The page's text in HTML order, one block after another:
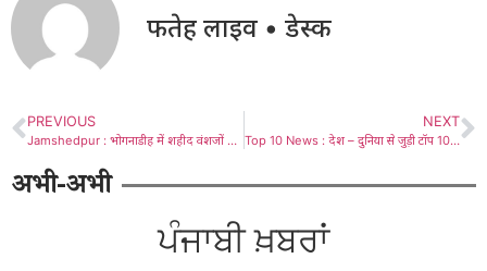
फतेह लाइव • डेस्क
PREVIOUS
Jamshedpur : भोगनाडीह में शहीद वंशजों पर लाठीचार्ज की घटना शर्मनाक और निंदनीय – आदिवासी सुरक्षा परिषद
NEXT
Top 10 News : देश – दुनिया से जुड़ी टॉप 10 खबरें…पढ़े एक क्लिक में
अभी-अभी
ਪੰਜਾਬੀ ਖ਼ਬਰਾਂ